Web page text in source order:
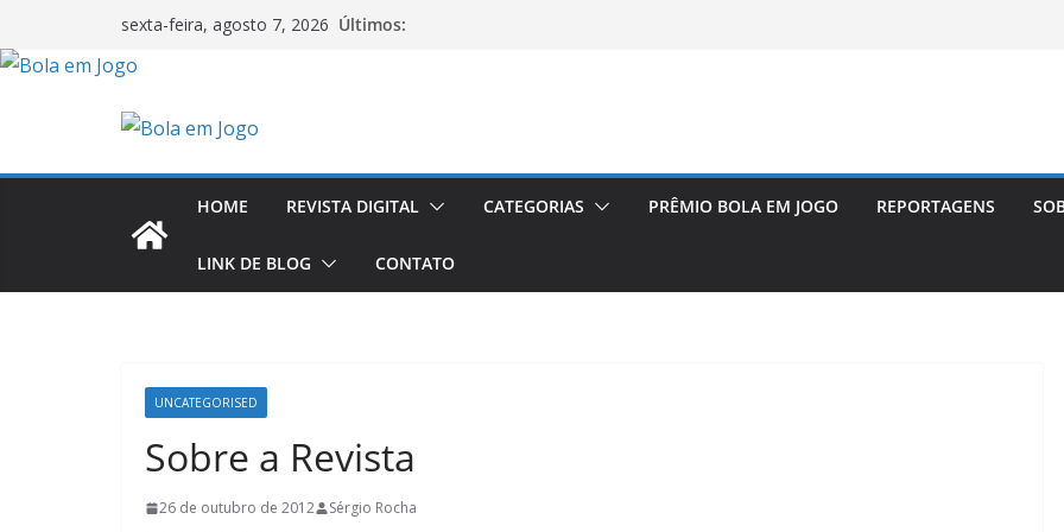
sexta-feira, agosto 7, 2026 Últimos:
HOME REVISTA DIGITAL CATEGORIAS PRÊMIO BOLA EM JOGO REPORTAGENS
LINK DE BLOG CONTATO
UNCATEGORISED
Sobre a Revista
26 de outubro de 2012 Sérgio Rocha